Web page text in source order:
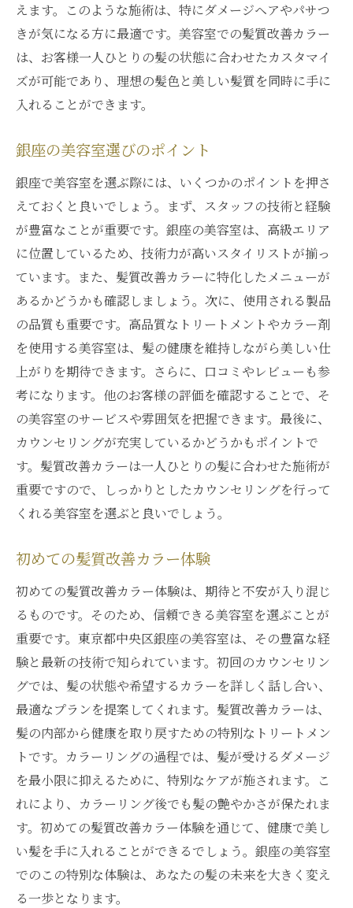
銀座の美容室の施術の流れ
髪質改善カラーの成分とその効果
ダメージを最小限に抑えるカラー施術
健康な美髪への近道銀座の美容室での髪質改善
髪質改善カラーの長期的な効果
健康的な髪を取り戻す秘訣
銀座の美容室での施術のメリット
髪質改善カラーを続けるポイント
美髪を保つためのケア方法
銀座で手に入れる健康な美髪
銀座の美容室で美髪を手に入れる髪質改善カラ
ーの秘密
髪質改善カラーの秘密とは
銀座の美容室の特別な施術
美髪を実現するためのカラー選び
髪質改善のためのトリートメント
銀座の美容室のプロフェッショナル技術
個々の髪に合わせたケア銀座の美容室での髪質
改善体験
個々に合わせた施術の重要性
髪質改善カラーのカウンセリング
銀座の美容室のオーダーメイドケア
髪質改善のパーソナライズ化
効果的な髪質改善プランの提案
銀座の美容室での個別対応
銀座の美容室で理想の髪を実現髪質改善カラー
のメリット
理想の髪を手に入れる方法
髪質改善カラーのメリットとは
銀座の美容室の人気施術
えます。このような施術は、特にダメージヘアやパサつ
きが気になる方に最適です。美容室での髪質改善カラー
は、お客様一人ひとりの髪の状態に合わせたカスタマイ
ズが可能であり、理想の髪色と美しい髪質を同時に手に
入れることができます。
銀座の美容室選びのポイント
銀座で美容室を選ぶ際には、いくつかのポイントを押さ
えておくと良いでしょう。まず、スタッフの技術と経験
が豊富なことが重要です。銀座の美容室は、高級エリア
に位置しているため、技術力が高いスタイリストが揃っ
ています。また、髪質改善カラーに特化したメニューが
あるかどうかも確認しましょう。次に、使用される製品
の品質も重要です。高品質なトリートメントやカラー剤
を使用する美容室は、髪の健康を維持しながら美しい仕
上がりを期待できます。さらに、口コミやレビューも参
考になります。他のお客様の評価を確認することで、そ
の美容室のサービスや雰囲気を把握できます。最後に、
カウンセリングが充実しているかどうかもポイントで
す。髪質改善カラーは一人ひとりの髪に合わせた施術が
重要ですので、しっかりとしたカウンセリングを行って
くれる美容室を選ぶと良いでしょう。
初めての髪質改善カラー体験
初めての髪質改善カラー体験は、期待と不安が入り混じ
るものです。そのため、信頼できる美容室を選ぶことが
重要です。東京都中央区銀座の美容室は、その豊富な経
験と最新の技術で知られています。初回のカウンセリン
グでは、髪の状態や希望するカラーを詳しく話し合い、
最適なプランを提案してくれます。髪質改善カラーは、
髪の内部から健康を取り戻すための特別なトリートメン
トです。カラーリングの過程では、髪が受けるダメージ
を最小限に抑えるために、特別なケアが施されます。こ
れにより、カラーリング後でも髪の艶やかさが保たれま
す。初めての髪質改善カラー体験を通じて、健康で美し
い髪を手に入れることができるでしょう。銀座の美容室
でのこの特別な体験は、あなたの髪の未来を大きく変え
る一歩となります。